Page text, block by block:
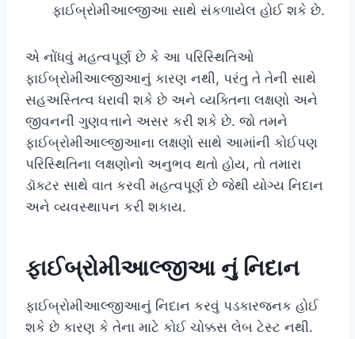
ફાઈબ્રોમીઆલ્જીઆ સાથે સંકળાયેલ હોઈ શકે છે.
એ નોંધવું મહત્વપૂર્ણ છે કે આ પરિસ્થિતિઓ
ફાઈબ્રોમીઆલ્જીઆનું કારણ નથી, પરંતુ તે તેની સાથે
સહઅસ્તિત્વ ધરાવી શકે છે અને વ્યક્તિના લક્ષણો અને
જીવનની ગુણવત્તાને અસર કરી શકે છે. જો તમને
ફાઈબ્રોમીઆલ્જીઆના લક્ષણો સાથે આમાંની કોઈપણ
પરિસ્થિતિના લક્ષણોનો અનુભવ થતો હોય, તો તમારા
ડૉક્ટર સાથે વાત કરવી મહત્વપૂર્ણ છે જેથી યોગ્ય નિદાન
અને વ્યવસ્થાપન કરી શકાય.
ફાઈબ્રોમીઆલ્જીઆ નું નિદાન
ફાઈબ્રોમીઆલ્જીઆનું નિદાન કરવું પડકારજનક હોઈ
શકે છે કારણ કે તેના માટે કોઈ ચોક્કસ લેબ ટેસ્ટ નથી.